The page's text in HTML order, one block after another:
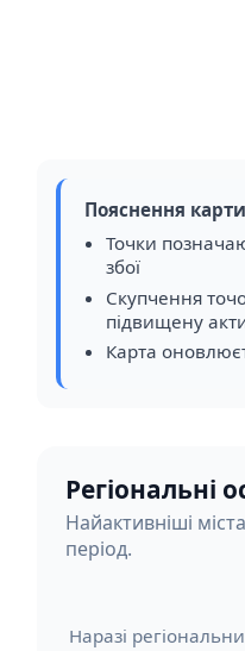
Пояснення карти
Точки
збої
Скупчення
підвищену
Карта
Регіональні
Найактивніші
період.
Наразі